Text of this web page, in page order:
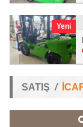
Yeni
SATIŞ